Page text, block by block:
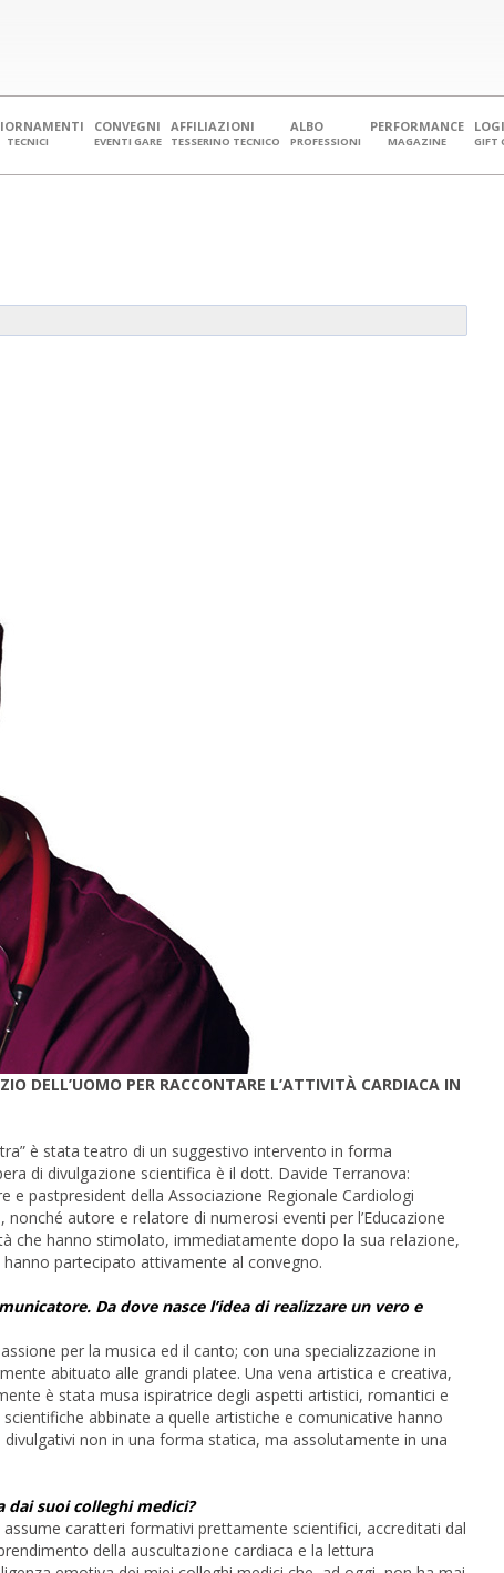
TECNICI
CONVEGNI
EVENTI GARE
AFFILIAZIONI
TESSERINO TECNICO
ALBO
PROFESSIONI
PERFORMANCE
MAGAZINE GIFT
DELL’UOMO PER RACCONTARE L’ATTIVITÀ CARDIACA IN
è stata teatro di un suggestivo intervento in forma
di divulgazione scientifica è il dott. Davide Terranova:
pastpresident della Associazione Regionale Cardiologi
autore e relatore di numerosi eventi per l’Educazione
che hanno stimolato, immediatamente dopo la sua relazione,
partecipato attivamente al convegno.
Da dove nasce l’idea di realizzare un vero e
per la musica ed il canto; con una specializzazione in
abituato alle grandi platee. Una vena artistica e creativa,
è stata musa ispiratrice degli aspetti artistici, romantici e
abbinate a quelle artistiche e comunicative hanno
non in una forma statica, ma assolutamente in una
suoi colleghi medici?
caratteri formativi prettamente scientifici, accreditati dal
della auscultazione cardiaca e la lettura